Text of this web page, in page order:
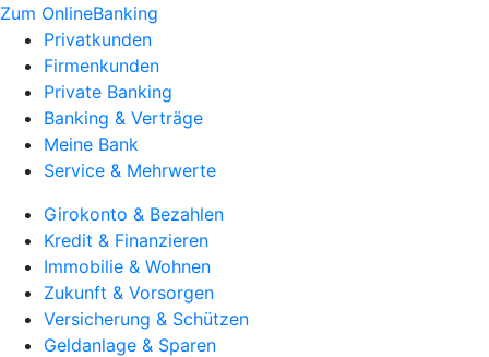
Zum OnlineBanking
Privatkunden
Firmenkunden
Private Banking
Banking & Verträge
Meine Bank
Service & Mehrwerte
Girokonto & Bezahlen
Kredit & Finanzieren
Immobilie & Wohnen
Zukunft & Vorsorgen
Versicherung & Schützen
Geldanlage & Sparen